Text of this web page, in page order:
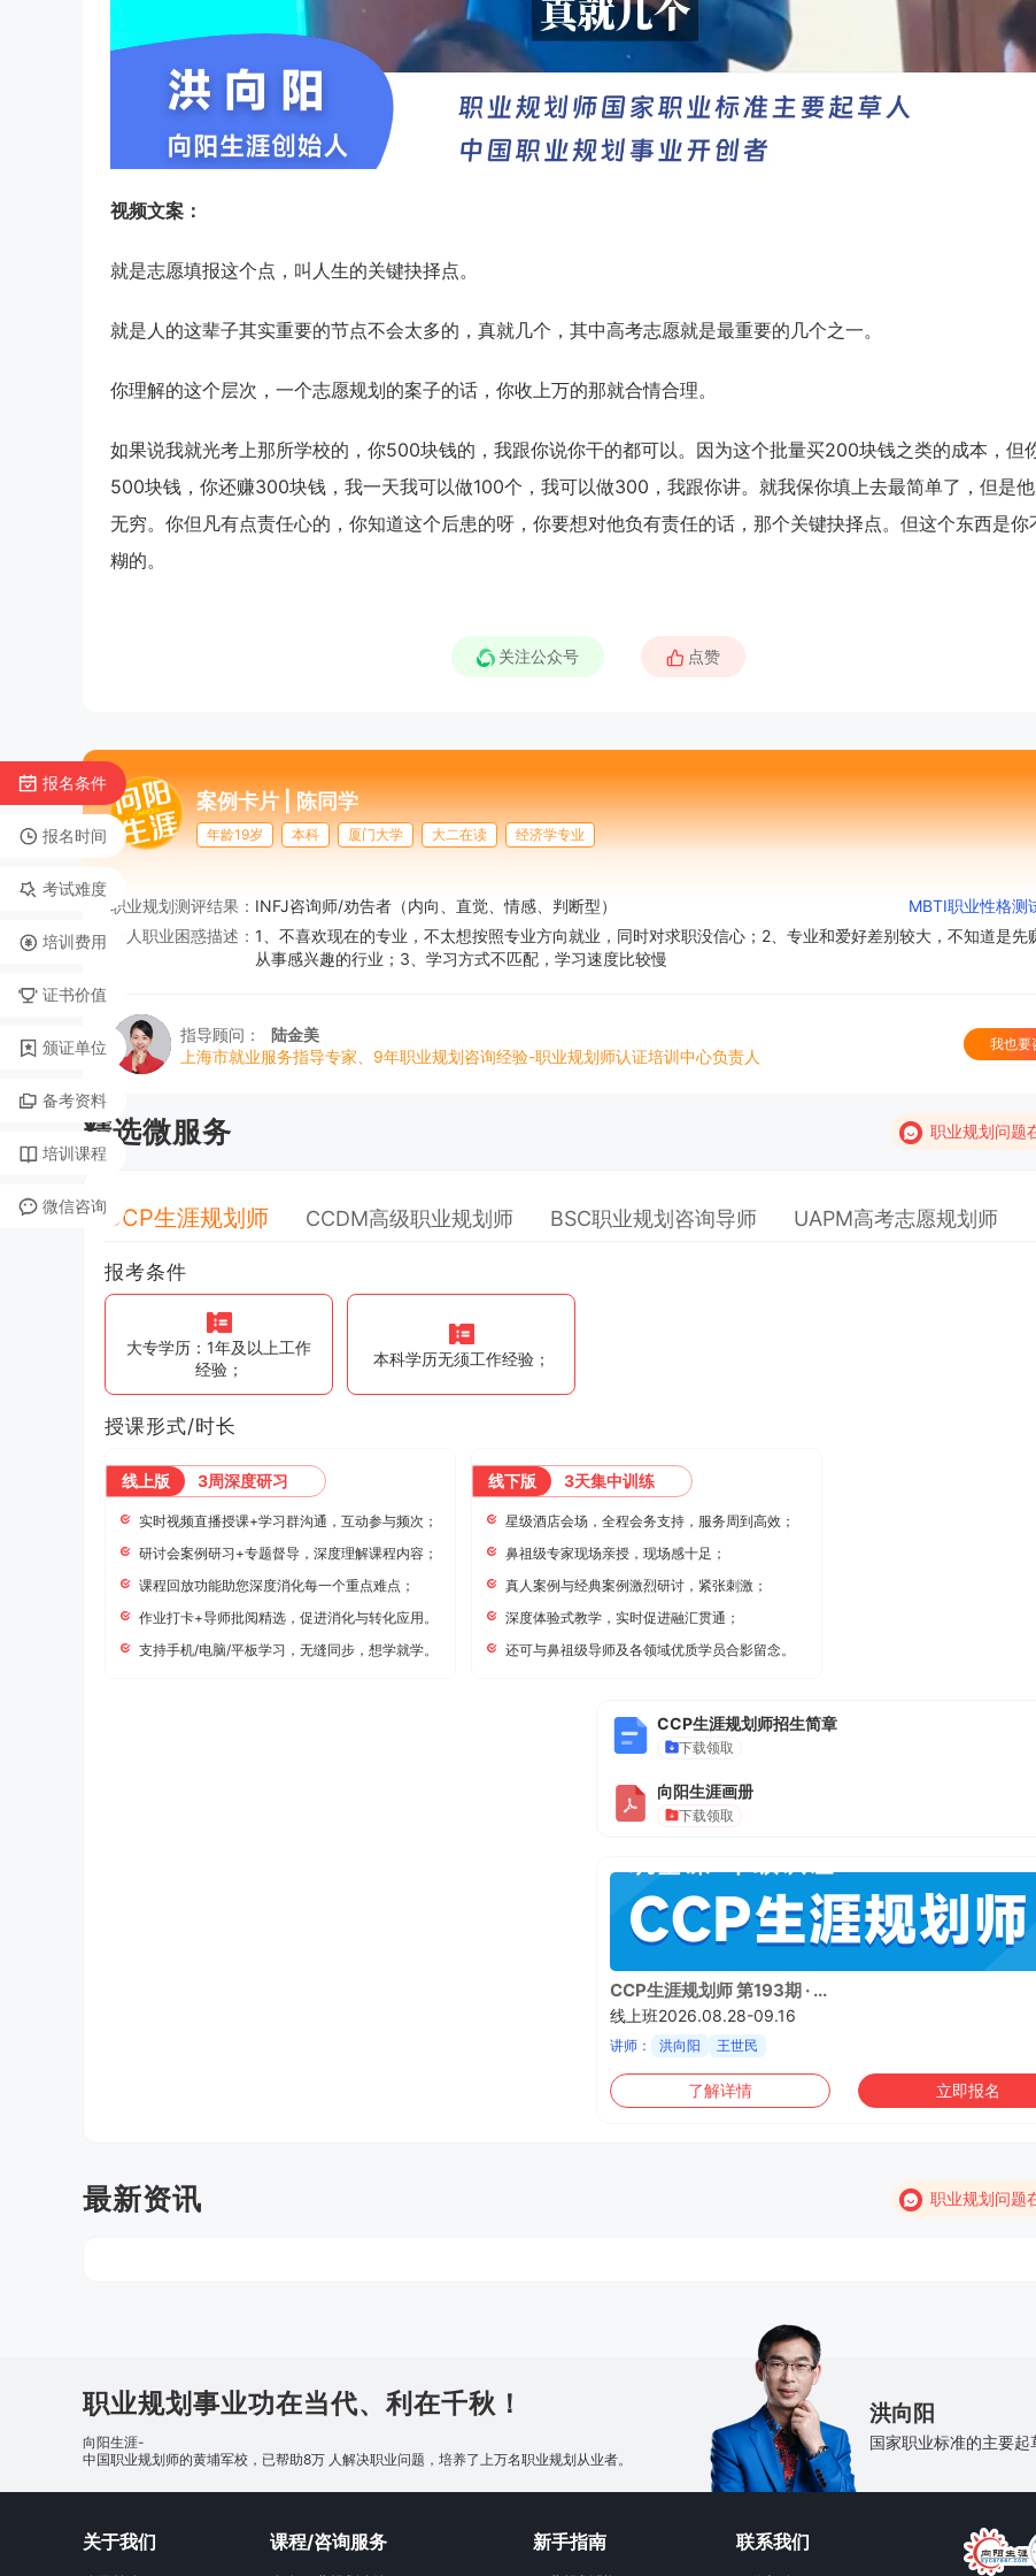
视频文案：
就是志愿填报这个点，叫人生的关键抉择点。
就是人的这辈子其实重要的节点不会太多的，真就几个，其中高考志愿就是最重要的几个之一。
你理解的这个层次，一个志愿规划的案子的话，你收上万的那就合情合理。
如果说我就光考上那所学校的，你500块钱的，我跟你说你干的都可以。因为这个批量买200块钱之类的成本，但
500块钱，你还赚300块钱，我一天我可以做100个，我可以做300，我跟你讲。就我保你填上去最简单了，但是
无穷。你但凡有点责任心的，你知道这个后患的呀，你要想对他负有责任的话，那个关键抉择点。但这个东西是你
糊的。
关注公众号
案例卡片 |陈同学
年龄19岁 本科 厦门大学 大二在读 经济学专业
职业规划测评结果： MBTI职业性格测
INFJ咨询师/劝告者（内向、直觉、情感、判断型）
个人职业困惑描述： 1、不喜欢现在的专业，不太想按照专业方向就业，同时对求职没信心；2、专业和爱好差别较大，不知道是先
从事感兴趣的行业；3、学习方式不匹配，学习速度比较慢
指导顾问：
陆金美
上海市就业服务指导专家、9年职业规划咨询经验-职业规划师认证培训中心负责人
我也要
精选微服务 职业规划问题
CCP生涯规划师 CCDM高级职业规划师 BSC职业规划咨询导师 UAPM高考志愿规划师
报考条件
大专学历：1年及以上工作
经验；
本科学历无须工作经验；
授课形式/时长
线上版 3周深度研习
实时视频直播授课+学习群沟通，互动参与频次；
研讨会案例研习+专题督导，深度理解课程内容；
课程回放功能助您深度消化每一个重点难点；
作业打卡+导师批阅精选，促进消化与转化应用。
支持手机/电脑/平板学习，无缝同步，想学就学。
线下版 3天集中训练
星级酒店会场，全程会务支持，服务周到高效；
鼻祖级专家现场亲授，现场感十足；
真人案例与经典案例激烈研讨，紧张刺激；
深度体验式教学，实时促进融汇贯通；
还可与鼻祖级导师及各领域优质学员合影留念。
CCP生涯规划师招生简章
下载领取
向阳生涯画册
下载领取
CCP生涯规划师 第193期 · ...
线上班2026.08.28-09.16
讲师： 洪向阳 王世民
了解详情 立即报名
最新资讯 职业规划问题
BSC职业规划咨询导师 第
上海班2026.08.14-08.16
报名条件
报名时间
考试难度
培训费用
证书价值
颁证单位
备考资料
培训课程
微信咨询
职业规划事业功在当代、利在千秋！
向阳生涯-
中国职业规划师的黄埔军校，已帮助8万 人解决职业问题，培养了上万名职业规划从业者。
洪向阳
国家职业标准的主要起
关于我们 课程/咨询服务 新手指南 联系我们